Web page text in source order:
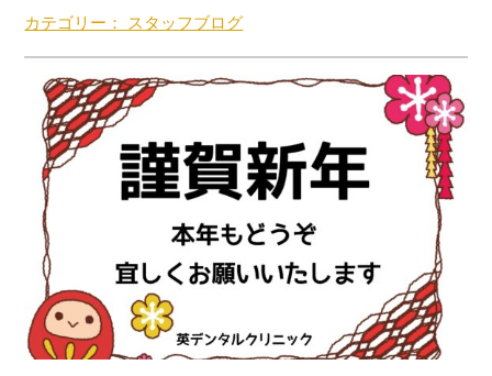
カテゴリー： スタッフブログ